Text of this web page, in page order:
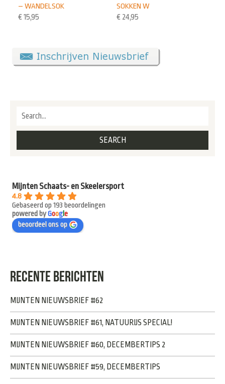
SOKKEN W
€ 24,95
– WANDELSOK
€ 15,95
Mijnten Schaats- en Skeelersport
4.8
Gebaseerd op 193 beoordelingen
powered byGooge
beoordeel ons op
RECENTE BERICHTEN
MIJNTEN NIEUWSBRIEF #62
MIJNTEN NIEUWSBRIEF #61, NATUURIJS SPECIAL!
MIJNTEN NIEUWSBRIEF #60, DECEMBERTIPS 2
MIJNTEN NIEUWSBRIEF #59, DECEMBERTIPS